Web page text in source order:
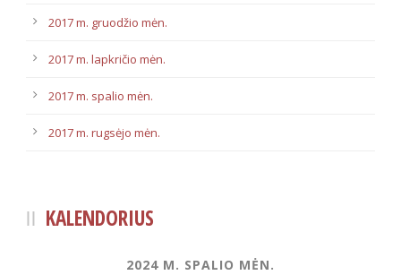
2017 m. gruodžio mėn.
2017 m. lapkričio mėn.
2017 m. spalio mėn.
2017 m. rugsėjo mėn.
KALENDORIUS
2024 M. SPALIO MĖN.